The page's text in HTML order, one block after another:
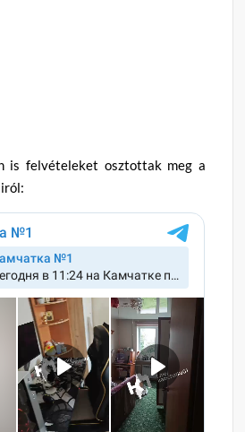
is felvételeket osztottak meg a